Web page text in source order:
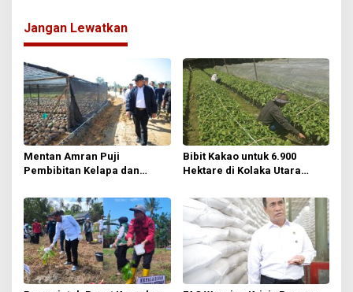
i
g
a
s
i
p
o
s
Jangan Lewatkan
Mentan Amran Puji
Pembibitan Kelapa dan
Juta Benih Gratis untuk
Petani
Bibit Kakao untuk 6.900
Hektare di Kolaka Utara
Ditarget Akhir 2026